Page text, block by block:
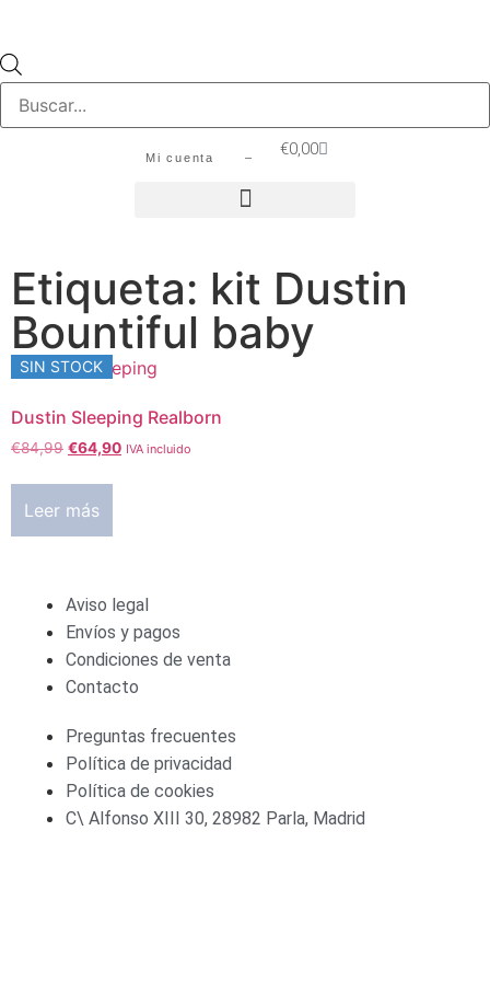
Mi cuenta – €0,00
Etiqueta: kit Dustin
Bountiful baby
SIN STOCK
Dustin Sleeping Realborn
€84,99 €64,90 IVA incluido
Leer más
Aviso legal
Envíos y pagos
Condiciones de venta
Contacto
Preguntas frecuentes
Política de privacidad
Política de cookies
C\ Alfonso XIII 30, 28982 Parla, Madrid